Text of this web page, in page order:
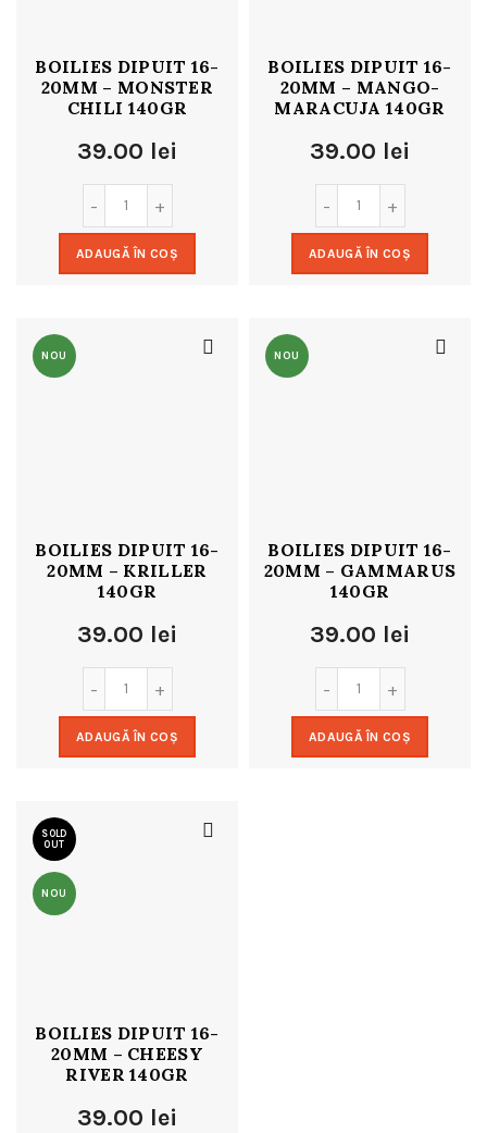
BOILIES DIPUIT 16-
20MM – MONSTER
CHILI 140GR
39.00 lei
ADAUGĂ ÎN COȘ
BOILIES DIPUIT 16-
20MM – MANGO-
MARACUJA 140GR
39.00 lei
ADAUGĂ ÎN COȘ
NOU
BOILIES DIPUIT 16-
20MM – KRILLER
140GR
39.00 lei
ADAUGĂ ÎN COȘ
NOU
BOILIES DIPUIT 16-
20MM – GAMMARUS
140GR
39.00 lei
ADAUGĂ ÎN COȘ
SOLD
OUT
NOU
BOILIES DIPUIT 16-
20MM – CHEESY
RIVER 140GR
39.00 lei